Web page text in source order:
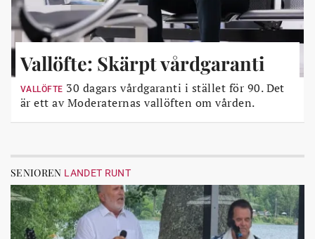
Vallöfte: Skärpt vårdgaranti
VALLÖFTE 30 dagars vårdgaranti i stället för 90. Det
är ett av Moderaternas vallöften om vården.
SENIOREN LANDET RUNT